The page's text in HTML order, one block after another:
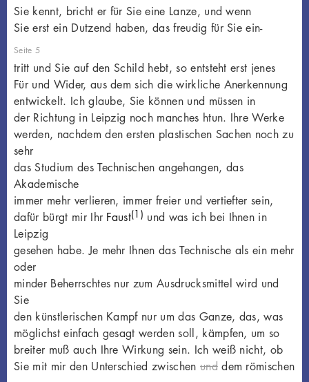
Sie kennt, bricht er für Sie eine Lanze, und wenn
Sie erst ein Dutzend haben, das freudig für Sie ein-
Seite 5
tritt und Sie auf den Schild hebt, so entsteht erst jenes
Für und Wider, aus dem sich die wirkliche Anerkennung
entwickelt. Ich glaube, Sie können und müssen in
der Richtung in Leipzig noch manches htun. Ihre Werke
werden, nachdem den ersten plastischen Sachen noch zu
sehr
das Studium des Technischen angehangen, das
Akademische
immer mehr verlieren, immer freier und vertiefter sein,
dafür bürgt mir Ihr Faust(1) und was ich bei Ihnen in
Leipzig
gesehen habe. Je mehr Ihnen das Technische als ein mehr
oder
minder Beherrschtes nur zum Ausdrucksmittel wird und
Sie
den künstlerischen Kampf nur um das Ganze, das, was
möglichst einfach gesagt werden soll, kämpfen, um so
breiter muß auch Ihre Wirkung sein. Ich weiß nicht, ob
Sie mit mir den Unterschied zwischen unddem römischen